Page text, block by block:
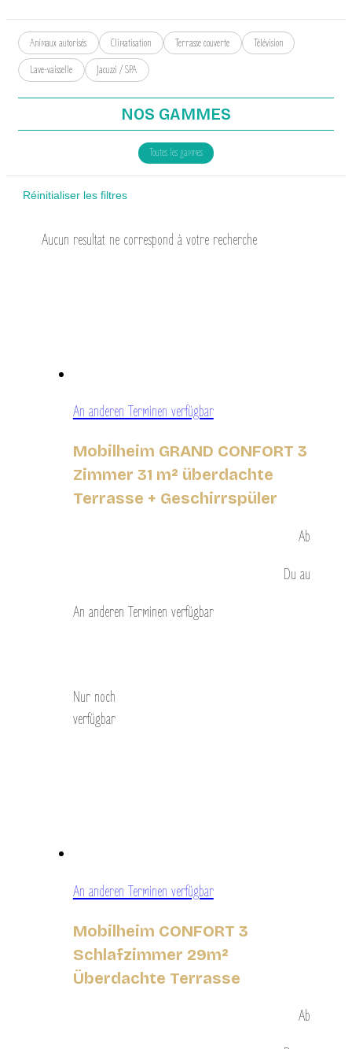
Animaux autorisés Climatisation Terrasse couverte Télévision
Lave-vaisselle Jacuzzi / SPA
NOS GAMMES
Toutes les gammes
Réinitialiser les filtres
Aucun resultat ne correspond à votre recherche
An anderen Terminen verfügbar
Mobilheim GRAND CONFORT 3
Zimmer 31 m² überdachte
Terrasse + Geschirrspüler
Ab
Duau
An anderen Terminen verfügbar
Nur noch
verfügbar
An anderen Terminen verfügbar
Mobilheim CONFORT 3
Schlafzimmer 29m²
Überdachte Terrasse
Ab